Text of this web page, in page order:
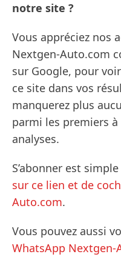
notre site ?
Vous appréciez nos
Nextgen-Auto.com
sur Google, pour
ce site dans vos
manquerez plus
parmi les premiers
analyses.
S’abonner est
sur ce lien et de
Auto.com.
Vous pouvez aussi
WhatsApp Nextgen-